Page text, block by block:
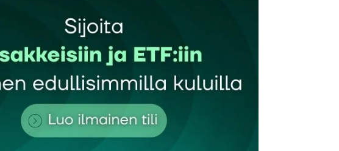
perinteistä herjaa ole enää lupa ääneen lausua, niin miten
Ei mitään kiellettyä herjaa tässäkään, vaan ko valuutan
valtio valvoo häntä 24/7/365.